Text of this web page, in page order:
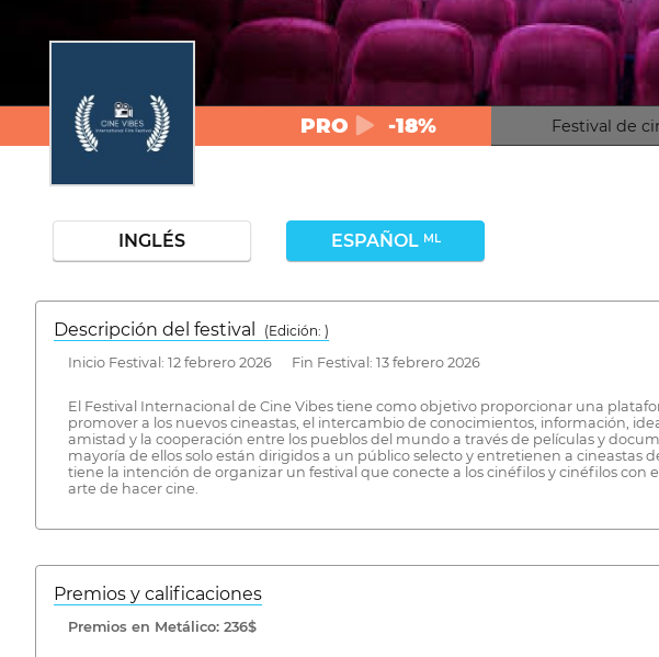
PRO -18% Festival de
INGLÉS ESPAÑOL ML
Descripción del festival
( Edición: )
Inicio Festival: 12 febrero 2026 Fin Festival: 13 febrero 2026
El Festival Internacional de Cine Vibes tiene como objetivo proporcionar una
promover a los nuevos cineastas, el intercambio de conocimientos, información,
amistad y la cooperación entre los pueblos del mundo a través de películas y
mayoría de ellos solo están dirigidos a un público selecto y entretienen a cineastas
tiene la intención de organizar un festival que conecte a los cinéfilos y cinéfilos con
arte de hacer cine.
Premios y calificaciones
Premios en Metálico: 236$